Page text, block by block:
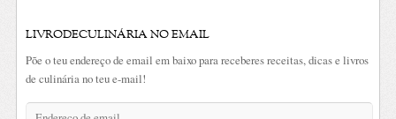
LIVRODECULINÁRIA NO EMAIL
Põe o teu endereço de email em baixo para receberes receitas, dicas e livros
de culinária no teu e-mail!
Endereço